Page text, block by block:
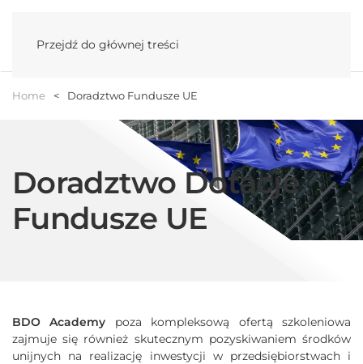
Przejdź do głównej treści
Home Doradztwo Fundusze UE
Doradztwo Dotacje
Fundusze UE
BDO Academy poza kompleksową ofertą szkoleniowa
zajmuje się również skutecznym pozyskiwaniem środków
unijnych na realizację inwestycji w przedsiębiorstwach i